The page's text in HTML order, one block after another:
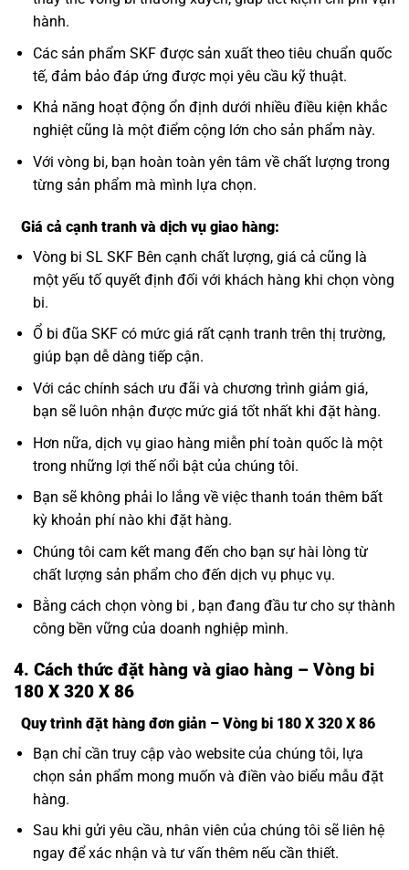
hành.
Các sản phẩm SKF được sản xuất theo tiêu chuẩn quốc
tế, đảm bảo đáp ứng được mọi yêu cầu kỹ thuật.
Khả năng hoạt động ổn định dưới nhiều điều kiện khắc
nghiệt cũng là một điểm cộng lớn cho sản phẩm này.
Với vòng bi, bạn hoàn toàn yên tâm về chất lượng trong
từng sản phẩm mà mình lựa chọn.
Giá cả cạnh tranh và dịch vụ giao hàng:
Vòng bi SL SKF Bên cạnh chất lượng, giá cả cũng là
một yếu tố quyết định đối với khách hàng khi chọn vòng
bi.
Ổ bi đũa SKF có mức giá rất cạnh tranh trên thị trường,
giúp bạn dễ dàng tiếp cận.
Với các chính sách ưu đãi và chương trình giảm giá,
bạn sẽ luôn nhận được mức giá tốt nhất khi đặt hàng.
Hơn nữa, dịch vụ giao hàng miễn phí toàn quốc là một
trong những lợi thế nổi bật của chúng tôi.
Bạn sẽ không phải lo lắng về việc thanh toán thêm bất
kỳ khoản phí nào khi đặt hàng.
Chúng tôi cam kết mang đến cho bạn sự hài lòng từ
chất lượng sản phẩm cho đến dịch vụ phục vụ.
Bằng cách chọn vòng bi , bạn đang đầu tư cho sự thành
công bền vững của doanh nghiệp mình.
4. Cách thức đặt hàng và giao hàng – Vòng bi
180 X 320 X 86
Quy trình đặt hàng đơn giản – Vòng bi 180 X 320 X 86
Bạn chỉ cần truy cập vào website của chúng tôi, lựa
chọn sản phẩm mong muốn và điền vào biểu mẫu đặt
hàng.
Sau khi gửi yêu cầu, nhân viên của chúng tôi sẽ liên hệ
ngay để xác nhận và tư vấn thêm nếu cần thiết.